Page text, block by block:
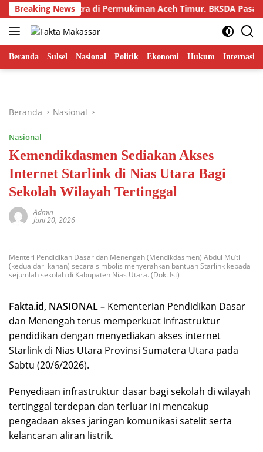
Langsung
ke
konten
Breaking News
Sumatra di Permukiman Aceh Timur, BKSDA Pasang
Beranda Sulsel Nasional Politik Ekonomi Hukum
Beranda Nasional
Nasional
Kemendikdasmen Sediakan Akses
Internet Starlink di Nias Utara Bagi
Sekolah Wilayah Tertinggal
Admin
Juni 20, 2026
Menteri Pendidikan Dasar dan Menengah (Mendikdasmen) Abdul Mu’ti
(kedua dari kanan) secara simbolis menyerahkan bantuan Starlink kepada
sejumlah sekolah di Kabupaten Nias Utara. (Dok. Ist)
Fakta.id, NASIONAL – Kementerian Pendidikan Dasar
dan Menengah terus memperkuat infrastruktur
pendidikan dengan menyediakan akses internet
Starlink di Nias Utara Provinsi Sumatera Utara pada
Sabtu (20/6/2026).
Penyediaan infrastruktur dasar bagi sekolah di wilayah
tertinggal terdepan dan terluar ini mencakup
pengadaan akses jaringan komunikasi satelit serta
kelancaran aliran listrik.